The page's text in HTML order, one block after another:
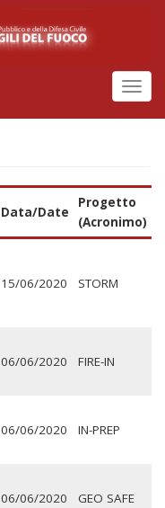
Data/Date
Progetto
(Acronimo)
15/06/2020 STORM
06/06/2020 FIRE-IN
06/06/2020 IN-PREP
06/06/2020 GEO SAFE